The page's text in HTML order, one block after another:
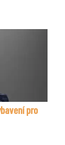
pro